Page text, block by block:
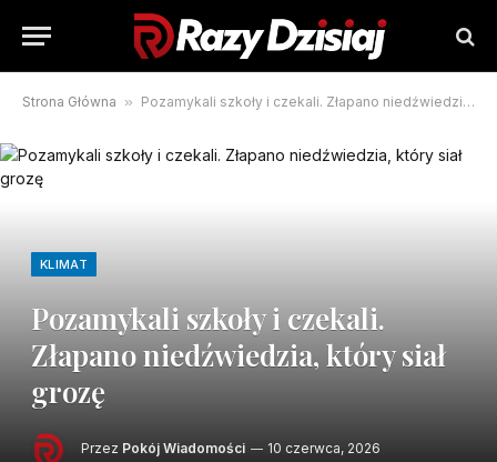
Strona Główna » Pozamykali szkoły i czekali. Złapano niedźwiedzia, który siał grozę
KLIMAT
Pozamykali szkoły i czekali.
Złapano niedźwiedzia, który siał
grozę
Przez Pokój Wiadomości 10 czerwca, 2026